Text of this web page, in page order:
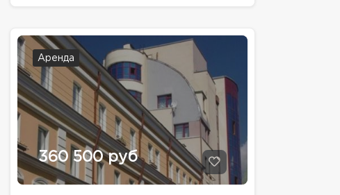
Аренда
360 500 руб